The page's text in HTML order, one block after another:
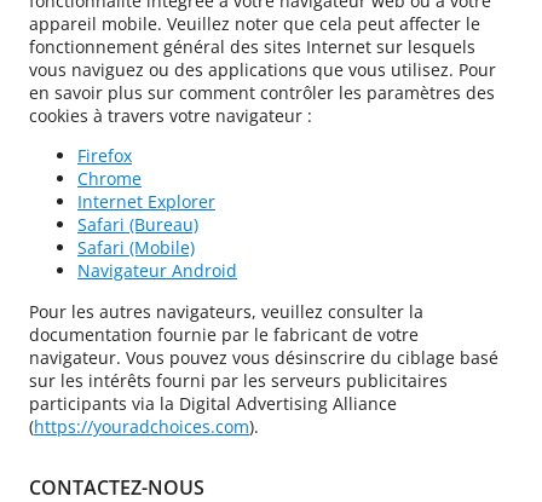
appareil mobile. Veuillez noter que cela peut affecter le
fonctionnement général des sites Internet sur lesquels
vous naviguez ou des applications que vous utilisez. Pour
en savoir plus sur comment contrôler les paramètres des
cookies à travers votre navigateur :
Firefox
Chrome
Internet Explorer
Safari (Bureau)
Safari (Mobile)
Navigateur Android
Pour les autres navigateurs, veuillez consulter la
documentation fournie par le fabricant de votre
navigateur. Vous pouvez vous désinscrire du ciblage basé
sur les intérêts fourni par les serveurs publicitaires
participants via la Digital Advertising Alliance
(https://youradchoices.com).
CONTACTEZ-NOUS